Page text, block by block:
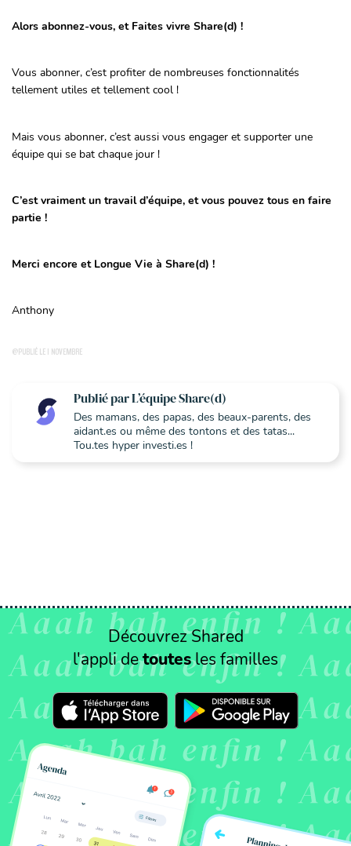
Alors abonnez-vous, et Faites vivre Share(d) !
Vous abonner, c’est profiter de nombreuses fonctionnalités
tellement utiles et tellement cool !
Mais vous abonner, c’est aussi vous engager et supporter une
équipe qui se bat chaque jour !
C’est vraiment un travail d’équipe, et vous pouvez tous en faire
partie !
Merci encore et Longue Vie à Share(d) !
Anthony
@PUBLIÉ LE 1 NOVEMBRE
Publié par L’équipe Share(d)
Des mamans, des papas, des beaux-parents, des
aidant.es ou même des tontons et des tatas...
Tou.tes hyper investi.es !
Découvrez Shared
l'appli detoutesles familles